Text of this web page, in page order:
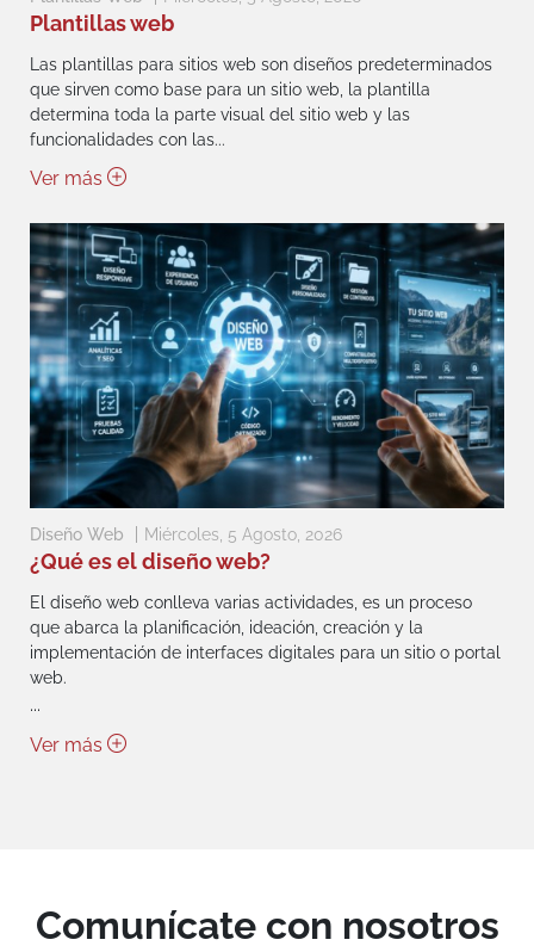
Plantillas web
Las plantillas para sitios web son diseños predeterminados
que sirven como base para un sitio web, la plantilla
determina toda la parte visual del sitio web y las
funcionalidades con las...
Ver más
Diseño Web Miércoles, 5 Agosto, 2026
¿Qué es el diseño web?
El diseño web conlleva varias actividades, es un proceso
que abarca la planificación, ideación, creación y la
implementación de interfaces digitales para un sitio o portal
web.
...
Ver más
Comunícate con nosotros